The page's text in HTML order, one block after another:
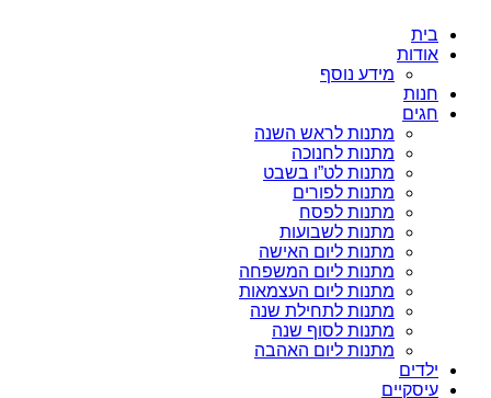
בית
אודות
מידע נוסף
חנות
חגים
מתנות לראש השנה
מתנות לחנוכה
מתנות לט”ו בשבט
מתנות לפורים
מתנות לפסח
מתנות לשבועות
מתנות ליום האישה
מתנות ליום המשפחה
מתנות ליום העצמאות
מתנות לתחילת שנה
מתנות לסוף שנה
מתנות ליום האהבה
ילדים
עיסקיים